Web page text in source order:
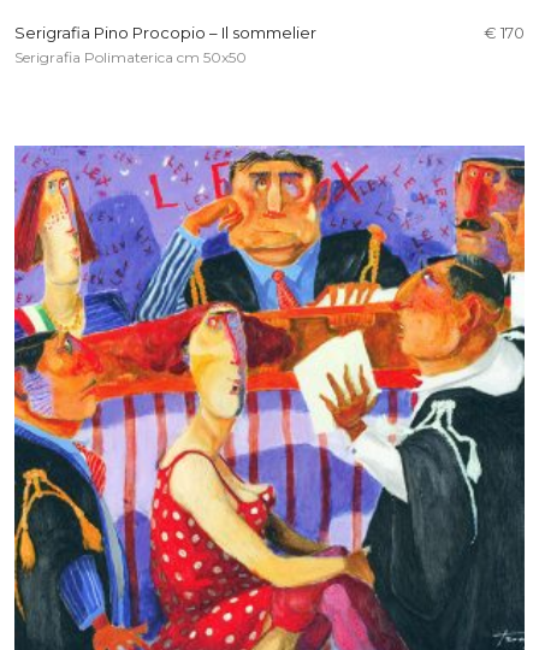
Serigrafia Pino Procopio – Il sommelier € 170
Serigrafia Polimaterica cm 50x50